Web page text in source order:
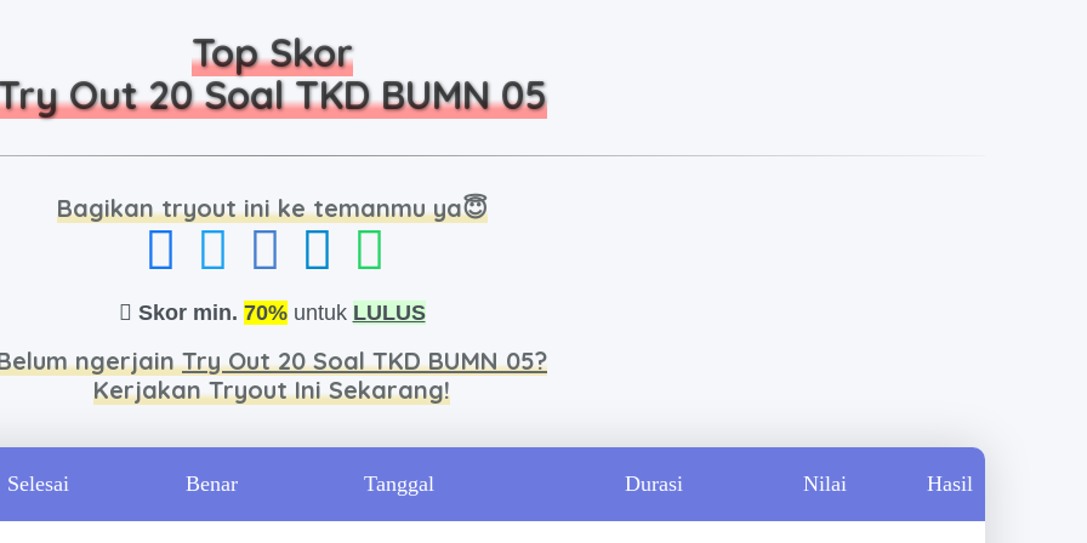
Top Skor
Out 20 Soal TKD BUMN 05
Bagikan tryout ini ke temanmu ya😇
Skor min. 70%untuk LULUS
ngerjainTry Out 20 Soal TKD BUMN 05?
Kerjakan Tryout Ini Sekarang!
Selesai Benar Tanggal Durasi Nilai Hasil